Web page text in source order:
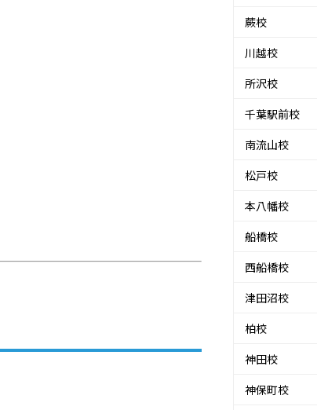
蕨校
川越校
所沢校
千葉駅前校
南流山校
松戸校
本八幡校
船橋校
西船橋校
津田沼校
柏校
神田校
神保町校